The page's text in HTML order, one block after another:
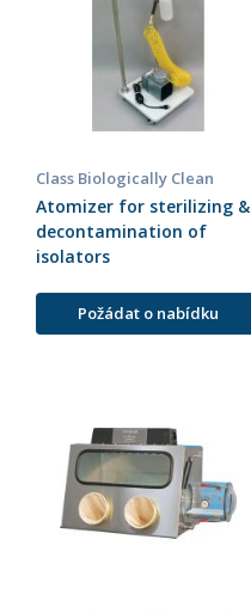
Class Biologically Clean
Atomizer for sterilizing &
decontamination of
isolators
Požádat o nabídku